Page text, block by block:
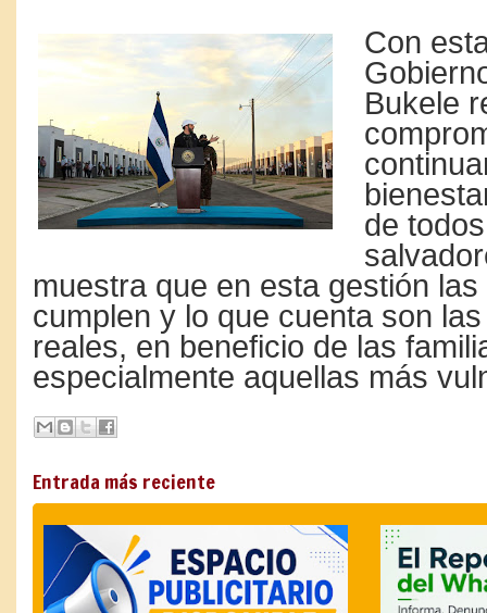
Con
Bukele
de
muestra que en esta gestión
cumplen y lo que cuenta son
reales, en beneficio de las
especialmente aquellas más
Entrada más reciente